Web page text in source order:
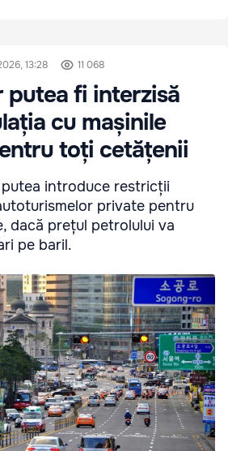
13:28 11 068
putea fi interzisă
cu mașinile
toți cetățenii
introduce restricții
private pentru
dacă prețul petrolului va
pe baril.